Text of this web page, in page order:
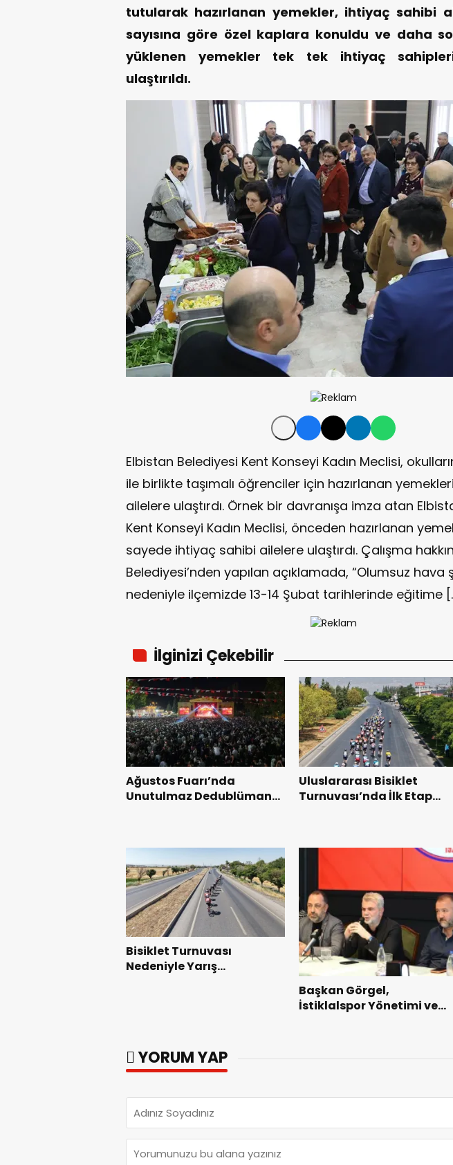
tutularak hazırlanan yemekler, ihtiyaç sahibi
sayısına göre özel kaplara konuldu ve daha
yüklenen yemekler tek tek ihtiyaç
ulaştırıldı.
Elbistan Belediyesi Kent Konseyi Kadın Meclisi,
ile birlikte taşımalı öğrenciler için hazırlanan
ailelere ulaştırdı. Örnek bir davranışa imza atan
Kent Konseyi Kadın Meclisi, önceden hazırlanan
sayede ihtiyaç sahibi ailelere ulaştırdı. Çalışma
Belediyesi’nden yapılan açıklamada, “Olumsuz hava
nedeniyle ilçemizde 13-14 Şubat tarihlerinde eğitime
İlginizi Çekebilir
Ağustos Fuarı’nda
Unutulmaz Dedublüman
Uluslararası Bisiklet
Turnuvası’nda İlk Etap
Bisiklet Turnuvası
Nedeniyle Yarış
Başkan Görgel,
İstiklalspor Yönetimi ve
YORUM YAP